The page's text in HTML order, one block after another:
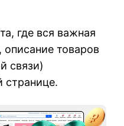
где вся важная
товаров
связи)
странице.